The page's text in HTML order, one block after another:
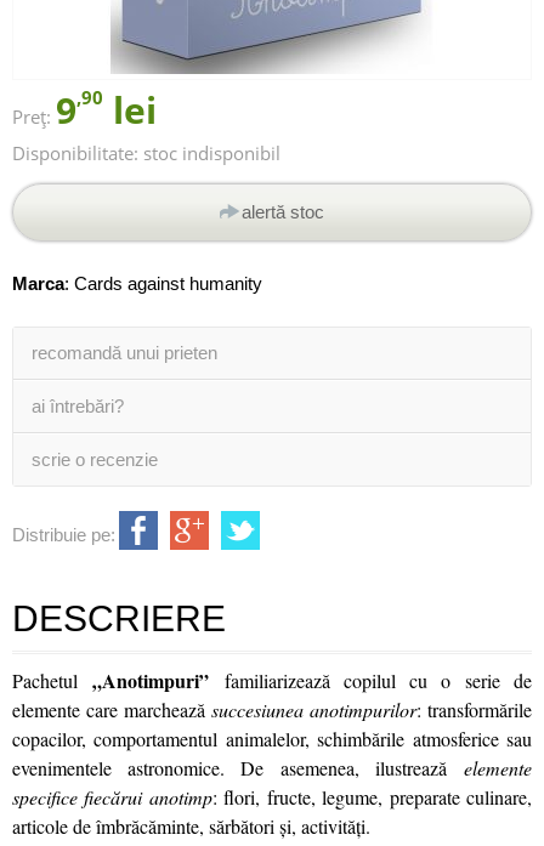
Preț: 9,90 lei
Disponibilitate: stoc indisponibil
alertă stoc
Marca: Cards against humanity
recomandă unui prieten
ai întrebări?
scrie o recenzie
Distribuie pe:
DESCRIERE
Pachetul„Anotimpuri” familiarizează copilul cu o serie de
elemente care marcheazăsuccesiunea anotimpurilor: transformările
copacilor, comportamentul animalelor, schimbările atmosferice sau
evenimentele astronomice. De asemenea, ilustrează elemente
specifice fiecărui anotimp: flori, fructe, legume, preparate culinare,
articole de îmbrăcăminte, sărbători și, activități.